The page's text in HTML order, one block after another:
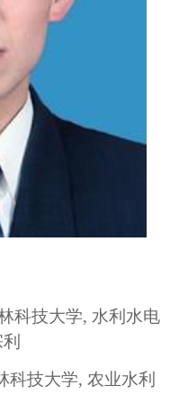
科技大学, 水利水电
科技大学, 农业水利